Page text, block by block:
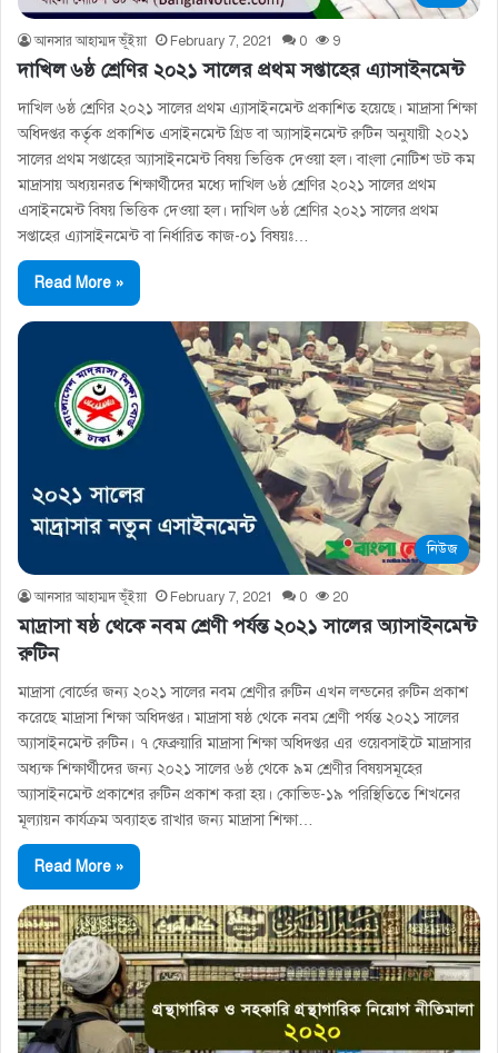
আনসার আহাম্মদ ভূঁইয়া February 7, 2021 0 9
দাখিল ৬ষ্ঠ শ্রেণির ২০২১ সালের প্রথম সপ্তাহের এ্যাসাইনমেন্ট
দাখিল ৬ষ্ঠ শ্রেণির ২০২১ সালের প্রথম এ্যাসাইনমেন্ট প্রকাশিত হয়েছে। মাদ্রাসা শিক্ষা
অধিদপ্তর কর্তৃক প্রকাশিত এসাইনমেন্ট গ্রিড বা অ্যাসাইনমেন্ট রুটিন অনুযায়ী ২০২১
সালের প্রথম সপ্তাহের অ্যাসাইনমেন্ট বিষয় ভিত্তিক দেওয়া হল। বাংলা নোটিশ ডট কম
মাদ্রাসায় অধ্যয়নরত শিক্ষার্থীদের মধ্যে দাখিল ৬ষ্ঠ শ্রেণির ২০২১ সালের প্রথম
এসাইনমেন্ট বিষয় ভিত্তিক দেওয়া হল। দাখিল ৬ষ্ঠ শ্রেণির ২০২১ সালের প্রথম
সপ্তাহের এ্যাসাইনমেন্ট বা নির্ধারিত কাজ-০১ বিষয়ঃ…
Read More »
নিউজ
আনসার আহাম্মদ ভূঁইয়া February 7, 2021 0 20
মাদ্রাসা ষষ্ঠ থেকে নবম শ্রেণী পর্যন্ত ২০২১ সালের অ্যাসাইনমেন্ট
রুটিন
মাদ্রাসা বোর্ডের জন্য ২০২১ সালের নবম শ্রেণীর রুটিন এখন লন্ডনের রুটিন প্রকাশ
করেছে মাদ্রাসা শিক্ষা অধিদপ্তর। মাদ্রাসা ষষ্ঠ থেকে নবম শ্রেণী পর্যন্ত ২০২১ সালের
অ্যাসাইনমেন্ট রুটিন। ৭ ফেব্রুয়ারি মাদ্রাসা শিক্ষা অধিদপ্তর এর ওয়েবসাইটে মাদ্রাসার
অধ্যক্ষ শিক্ষার্থীদের জন্য ২০২১ সালের ৬ষ্ঠ থেকে ৯ম শ্রেণীর বিষয়সমূহের
অ্যাসাইনমেন্ট প্রকাশের রুটিন প্রকাশ করা হয়। কোভিড-১৯ পরিস্থিতিতে শিখনের
মূল্যায়ন কার্যক্রম অব্যাহত রাখার জন্য মাদ্রাসা শিক্ষা…
Read More »